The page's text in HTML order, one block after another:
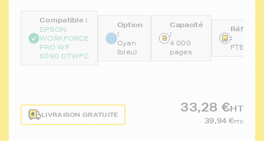
Compatible :
EPSON
WORKFORCE
PRO WF
6090 DTWFC
Option
:
Cyan
(bleu)
Capacité
:
4 000
pages
:
LIVRAISON GRATUITE
33,28 €HT
39,94 €TTC